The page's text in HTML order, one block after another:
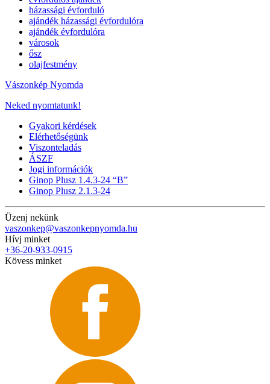
házassági évforduló
ajándék házassági évfordulóra
ajándék évfordulóra
városok
ősz
olajfestmény
Vászonkép Nyomda
Neked nyomtatunk!
Gyakori kérdések
Elérhetőségünk
Viszonteladás
ÁSZF
Jogi információk
Ginop Plusz 1.4.3-24 “B”
Ginop Plusz 2.1.3-24
Üzenj nekünk
vaszonkep@vaszonkepnyomda.hu
Hívj minket
+36-20-933-0915
Kövess minket